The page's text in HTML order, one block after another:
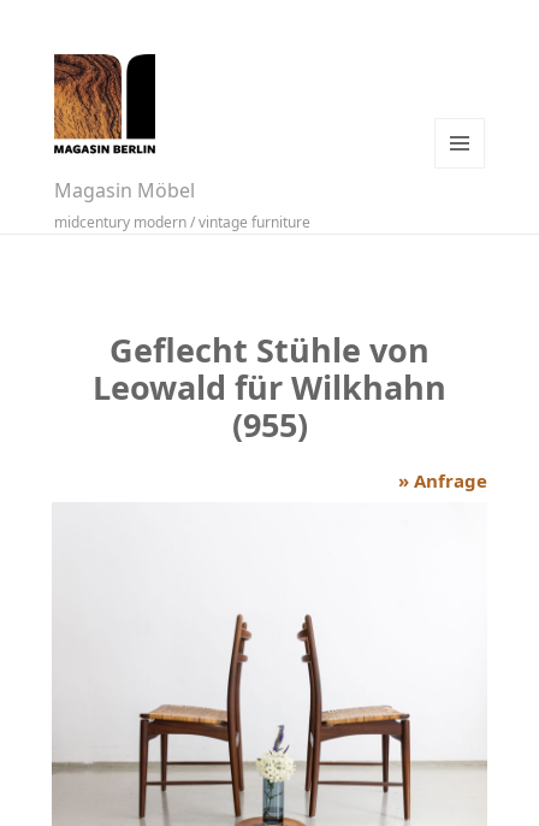
Magasin Möbel
midcentury modern / vintage furniture
Geflecht Stühle von
Leowald für Wilkhahn
(955)
» Anfrage